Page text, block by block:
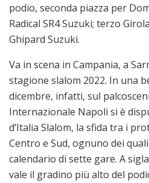
podio, seconda piazza per
Radical SR4 Suzuki; terzo
Ghipard Suzuki.
Va in scena in Campania, a
stagione slalom 2022. In una
dicembre, infatti, sul
Internazionale Napoli si è
d’Italia Slalom, la sfida tra i
Centro e Sud, ognuno dei
calendario di sette gare. A
vale il gradino più alto del